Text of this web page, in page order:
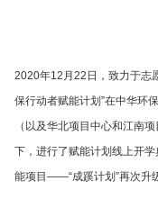
2020年12月22日，致力于志
保行动者赋能计划”在中华环
（以及华北项目中心和江南
下，进行了赋能计划线上开
能项目——“成蹊计划”再次升